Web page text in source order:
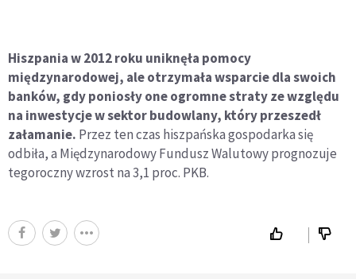
Hiszpania w 2012 roku uniknęła pomocy
międzynarodowej, ale otrzymała wsparcie dla swoich
banków, gdy poniosły one ogromne straty ze względu
na inwestycje w sektor budowlany, który przeszedł
załamanie. Przez ten czas hiszpańska gospodarka się
odbiła, a Międzynarodowy Fundusz Walutowy prognozuje
tegoroczny wzrost na 3,1 proc. PKB.